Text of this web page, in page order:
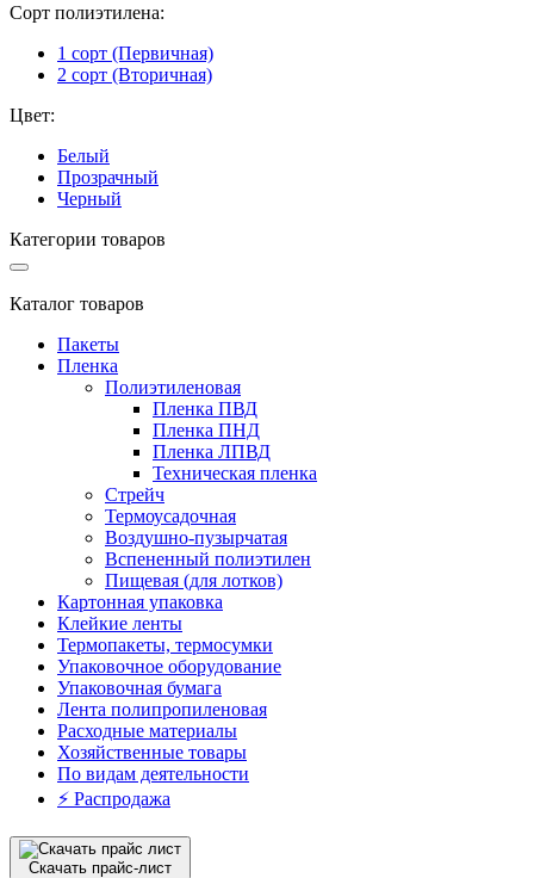
Сорт полиэтилена:
1 сорт (Первичная)
2 сорт (Вторичная)
Цвет:
Белый
Прозрачный
Черный
Категории товаров
Каталог товаров
Пакеты
Пленка
Полиэтиленовая
Пленка ПВД
Пленка ПНД
Пленка ЛПВД
Техническая пленка
Стрейч
Термоусадочная
Воздушно-пузырчатая
Вспененный полиэтилен
Пищевая (для лотков)
Картонная упаковка
Клейкие ленты
Термопакеты, термосумки
Упаковочное оборудование
Упаковочная бумага
Лента полипропиленовая
Расходные материалы
Хозяйственные товары
По видам деятельности
⚡️ Распродажа
Скачать прайс-лист